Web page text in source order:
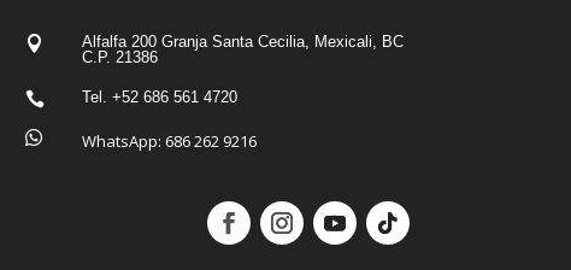

Alfalfa 200 Granja Santa Cecilia, Mexicali, BC
C.P. 21386
 Tel. +52 686 561 4720
 WhatsApp: 686 262 9216